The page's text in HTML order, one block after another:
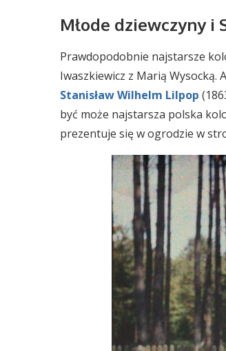
Młode dziewczyny
Prawdopodobnie najstarsze
Iwaszkiewicz z Marią Wysocką.
Stanisław Wilhelm Lilpop
być może najstarsza polska
prezentuje się w ogrodzie w